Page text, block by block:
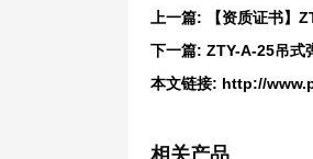
上一篇:
【资质证书】
下一篇: ZTY-A-25吊式
本文链接: http://
相关产品